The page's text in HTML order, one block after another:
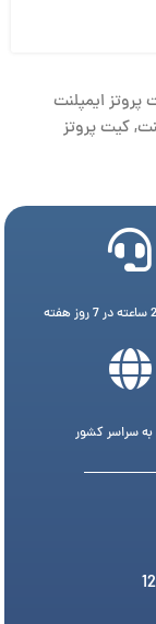
پروتز ایمپلنت
,کیت پروتز
به سراسر کشور